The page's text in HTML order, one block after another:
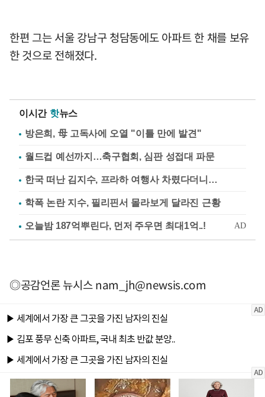
한편 그는 서울 강남구 청담동에도 아파트 한 채를 보유
한 것으로 전해졌다.
이시간 핫뉴스
방은희, 母 고독사에 오열 "이틀 만에 발견"
월드컵 예선까지…축구협회, 심판 성접대 파문
한국 떠난 김지수, 프라하 여행사 차렸다더니…
학폭 논란 지수, 필리핀서 몰라보게 달라진 근황
◎공감언론 뉴시스nam_jh@newsis.com